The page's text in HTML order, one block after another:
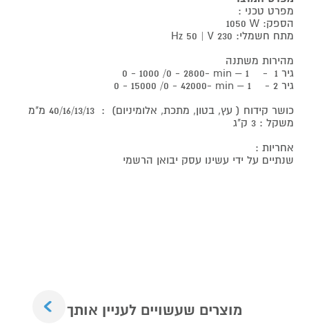
מפרט טכני :
הספק: W
1050
מתח חשמלי: Hz 50 | V 230
מהירות משתנה
גיר 1 -
0 - 1000 /0 - 2800- min – 1
גיר 2 -
0 - 15000 /0 - 42000- min – 1
כושר קידוח ( עץ, בטון, מתכת, אלומיניום) : 40/16/13/13 מ"מ
משקל : 3 ק"ג
אחריות :
שנתיים על ידי עשינו עסק יבואן הרשמי
מוצרים שעשויים לעניין אותך